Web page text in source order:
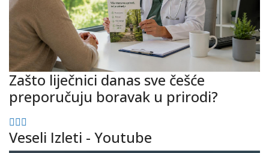
Zašto liječnici danas sve češće
preporučuju boravak u prirodi?
Veseli Izleti - Youtube